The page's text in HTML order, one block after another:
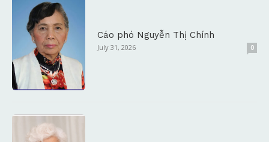
Cáo phó Nguyễn Thị Chính
July 31, 2026 0